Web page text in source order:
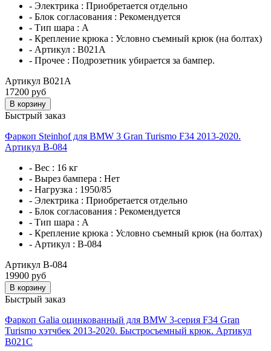
- Электрика : Приобретается отдельно
- Блок согласования : Рекомендуется
- Тип шара : A
- Крепление крюка : Условно съемный крюк (на болтах)
- Артикул : B021A
- Прочее : Подрозетник убирается за бампер.
Артикул B021A
17200 руб
В корзину
Быстрый заказ
Фаркоп Steinhof для BMW 3 Gran Turismo F34 2013-2020.
Артикул B-084
- Вес : 16 кг
- Вырез бампера : Нет
- Нагрузка : 1950/85
- Электрика : Приобретается отдельно
- Блок согласования : Рекомендуется
- Тип шара : A
- Крепление крюка : Условно съемный крюк (на болтах)
- Артикул : B-084
Артикул B-084
19900 руб
В корзину
Быстрый заказ
Фаркоп Galia оцинкованный для BMW 3-серия F34 Gran
Turismo хэтчбек 2013-2020. Быстросъемный крюк. Артикул
B021C